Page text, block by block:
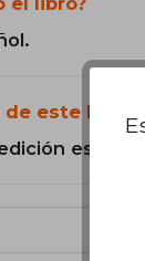
este libro?
es